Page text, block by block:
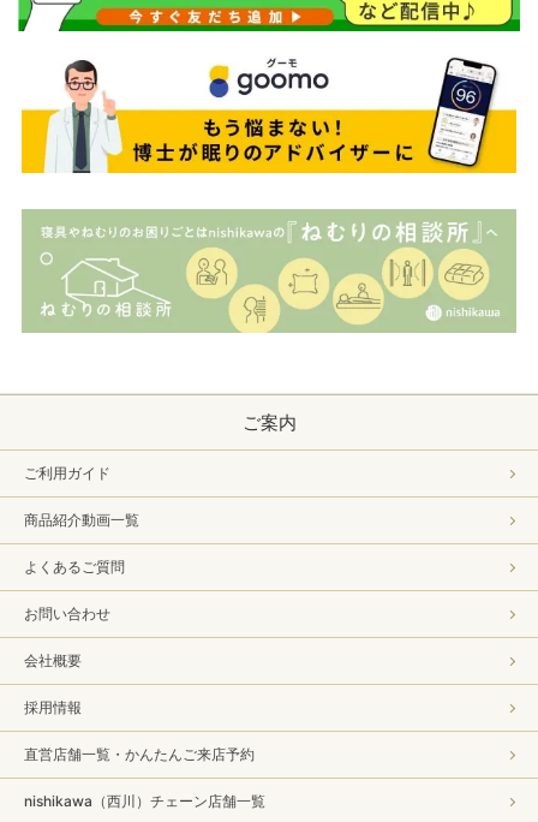
ご案内
ご利用ガイド
商品紹介動画一覧
よくあるご質問
お問い合わせ
会社概要
採用情報
直営店舗一覧・かんたんご来店予約
nishikawa（西川）チェーン店舗一覧